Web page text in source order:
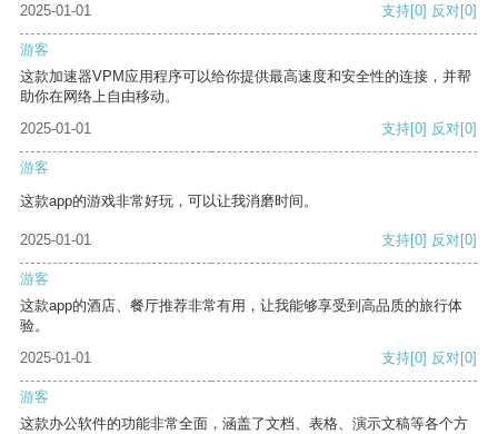
2025-01-01
支持[0] 反对[0]
游客
这款加速器VPM应用程序可以给你提供最高速度和安全性的连接，并帮
助你在网络上自由移动。
2025-01-01
支持[0] 反对[0]
游客
这款app的游戏非常好玩，可以让我消磨时间。
2025-01-01 支持[0] 反对[0]
游客
这款app的酒店、餐厅推荐非常有用，让我能够享受到高品质的旅行体
验。
2025-01-01
支持[0] 反对[0]
游客
这款办公软件的功能非常全面，涵盖了文档、表格、演示文稿等各个方